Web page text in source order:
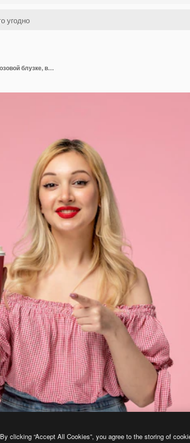
Милая девушка, милая юная леди с красной помадой в розовой блузке, взволнованная чашкой кофе
By clicking “Accept All Cookies”, you agree to the storing of